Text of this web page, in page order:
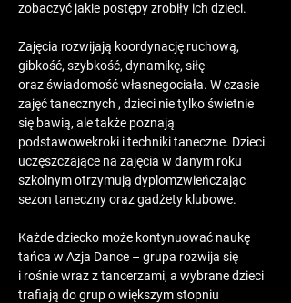
zobaczyć jakie postępy zrobiły ich dzieci.
Zajęcia rozwijają koordynację ruchową,
gibkość, szybkość, dynamikę, siłę
oraz świadomość własnegociała. W czasie
zajęć tanecznych , dzieci nie tylko świetnie
się bawią, ale także poznają
podstawowekroki i techniki taneczne. Dzieci
uczęszczające na zajęcia w danym roku
szkolnym otrzymują dyplomzwieńczając
sezon taneczny oraz gadżety klubowe.
Każde dziecko może kontynuować naukę
tańca w Azja Dance – grupa rozwija się
i rośnie wraz z tancerzami, a wybrane dzieci
trafiają do grup o większym stopniu